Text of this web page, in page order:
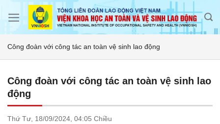
Công đoàn với công tác an toàn vệ sinh lao động
Công đoàn với công tác an toàn vệ sinh lao
động
Thứ Tư, 18/09/2024, 04:05 Chiều